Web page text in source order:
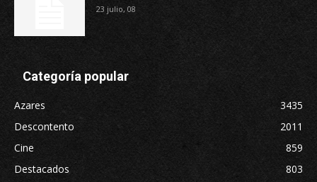
23 julio, 08
Categoría popular
Azares
3435
Descontento
2011
Cine
859
Destacados
803